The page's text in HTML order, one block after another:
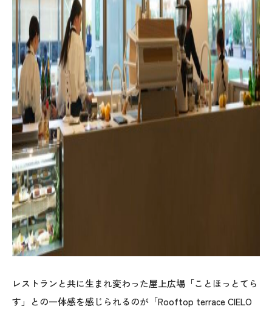
レストランと共に生まれ変わった屋上広場「ことほっとてら
す」との一体感を感じられるのが「Rooftop terrace CIELO